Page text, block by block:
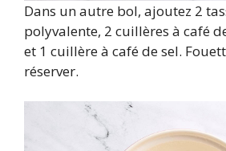
Dans un autre bol, ajoutez 2
polyvalente, 2 cuillères à café
et 1 cuillère à café de sel.
réserver.